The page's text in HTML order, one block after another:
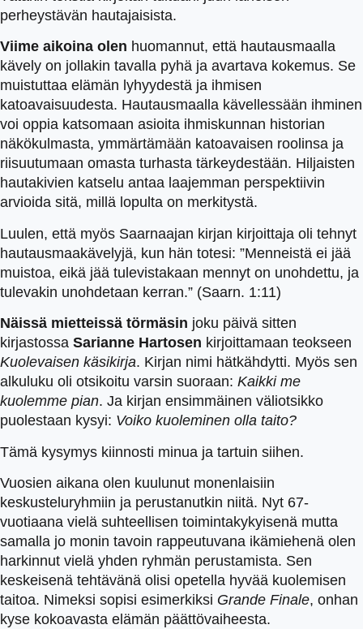
perheystävän hautajaisista.
Viime aikoina olen huomannut, että hautausmaalla
kävely on jollakin tavalla pyhä ja avartava kokemus. Se
muistuttaa elämän lyhyydestä ja ihmisen
katoavaisuudesta. Hautausmaalla kävellessään ihminen
voi oppia katsomaan asioita ihmiskunnan historian
näkökulmasta, ymmärtämään katoavaisen roolinsa ja
riisuutumaan omasta turhasta tärkeydestään. Hiljaisten
hautakivien katselu antaa laajemman perspektiivin
arvioida sitä, millä lopulta on merkitystä.
Luulen, että myös Saarnaajan kirjan kirjoittaja oli tehnyt
hautausmaakävelyjä, kun hän totesi: ”Menneistä ei jää
muistoa, eikä jää tulevistakaan mennyt on unohdettu, ja
tulevakin unohdetaan kerran.” (Saarn. 1:11)
Näissä mietteissä törmäsin joku päivä sitten
kirjastossa Sarianne Hartosen kirjoittamaan teokseen
Kuolevaisen käsikirja. Kirjan nimi hätkähdytti. Myös sen
alkuluku oli otsikoitu varsin suoraan: Kaikki me
kuolemme pian. Ja kirjan ensimmäinen väliotsikko
puolestaan kysyi: Voiko kuoleminen olla taito?
Tämä kysymys kiinnosti minua ja tartuin siihen.
Vuosien aikana olen kuulunut monenlaisiin
keskusteluryhmiin ja perustanutkin niitä. Nyt 67-
vuotiaana vielä suhteellisen toimintakykyisenä mutta
samalla jo monin tavoin rappeutuvana ikämiehenä olen
harkinnut vielä yhden ryhmän perustamista. Sen
keskeisenä tehtävänä olisi opetella hyvää kuolemisen
taitoa. Nimeksi sopisi esimerkiksi Grande Finale, onhan
kyse kokoavasta elämän päättövaiheesta.